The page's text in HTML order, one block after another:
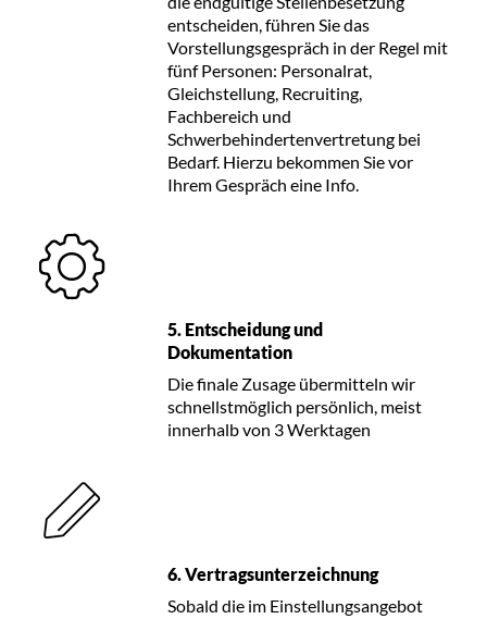
entscheiden, führen Sie das
Vorstellungsgespräch in der Regel mit
fünf Personen: Personalrat,
Gleichstellung, Recruiting,
Fachbereich und
Schwerbehindertenvertretung bei
Bedarf. Hierzu bekommen Sie vor
Ihrem Gespräch eine Info.
5. Entscheidung und
Dokumentation
Die finale Zusage übermitteln wir
schnellstmöglich persönlich, meist
innerhalb von 3 Werktagen
6. Vertragsunterzeichnung
Sobald die im Einstellungsangebot